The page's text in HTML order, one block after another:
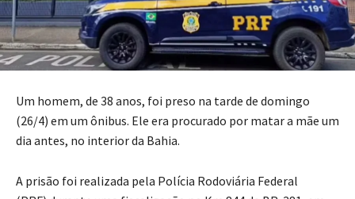
Um homem, de 38 anos, foi preso na tarde de domingo
(26/4) em um ônibus. Ele era procurado por matar a mãe um
dia antes, no interior da Bahia.
A prisão foi realizada pela Polícia Rodoviária Federal